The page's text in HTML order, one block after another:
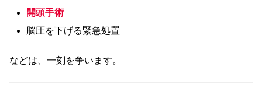
開頭手術
脳圧を下げる緊急処置
などは、一刻を争います。